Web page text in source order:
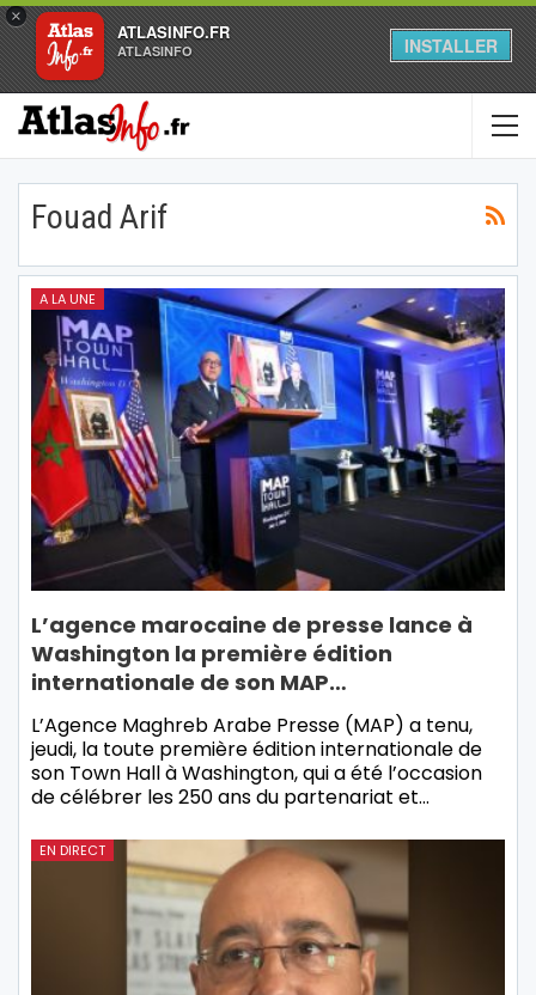
×
ATLASINFO.FR
ATLASINFO INSTALLER
Fouad Arif
A LA UNE
L’agence marocaine de presse lance à
Washington la première édition
internationale de son MAP…
L’Agence Maghreb Arabe Presse (MAP) a tenu,
jeudi, la toute première édition internationale de
son Town Hall à Washington, qui a été l’occasion
de célébrer les 250 ans du partenariat et…
EN DIRECT